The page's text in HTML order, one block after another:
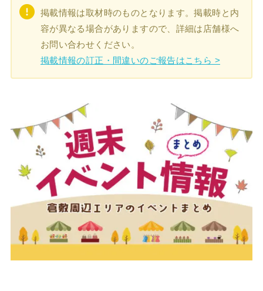
掲載情報は取材時のものとなります。掲載時と内
容が異なる場合がありますので、詳細は店舗様へ
お問い合わせください。
掲載情報の訂正・間違いのご報告はこちら >